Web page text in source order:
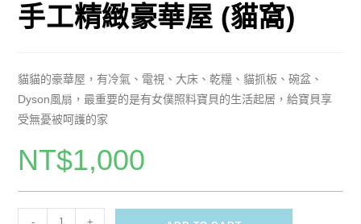
手工精緻豪華屋 (貓窩)
貓貓的豪華屋，有冷氣、電視、大床、乾糧、貓抓板、碗盆、
Dyson風扇，最重要的是有女僕照料寶貝的生活起居，給寶貝享
受無憂被呵護的家
NT$1,000